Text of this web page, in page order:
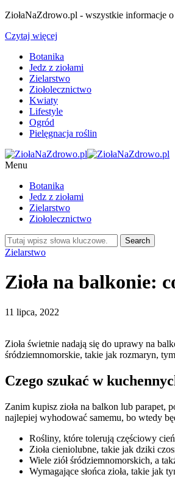
ZiołaNaZdrowo.pl - wszystkie informacje
Czytaj więcej
Botanika
Jedz z ziołami
Zielarstwo
Ziołolecznictwo
Kwiaty
Lifestyle
Ogród
Pielęgnacja roślin
Menu
Botanika
Jedz z ziołami
Zielarstwo
Ziołolecznictwo
Zielarstwo
Zioła na balkonie:
11 lipca, 2022
Zioła świetnie nadają się do uprawy na
śródziemnomorskie, takie jak rozmaryn,
Czego szukać w
Zanim kupisz zioła na balkon lub parapet,
najlepiej wyhodować samemu, bo wtedy
Rośliny, które tolerują częściowy
Zioła cieniolubne, takie jak dziki
Wiele ziół śródziemnomorskich, a
Wymagające słońca zioła, takie jak